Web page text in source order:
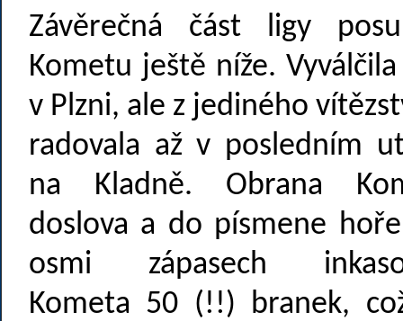
Závěrečná část ligy
Kometu ještě níže.
v Plzni, ale z jediného
radovala až v posledním
na Kladně. Obrana
doslova a do písmene
osmi zápasech
Kometa 50 (!!) branek,